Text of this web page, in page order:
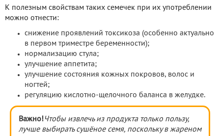
К полезным свойствам таких семечек при их употреблении
можно отнести:
снижение проявлений токсикоза (особенно актуально
в первом триместре беременности);
нормализацию стула;
улучшение аппетита;
улучшение состояния кожных покровов, волос и
ногтей;
регуляцию кислотно-щелочного баланса в желудке.
Важно! Чтобы извлечь из продукта только пользу,
лучше выбирать сушёное семя, поскольку в жареном